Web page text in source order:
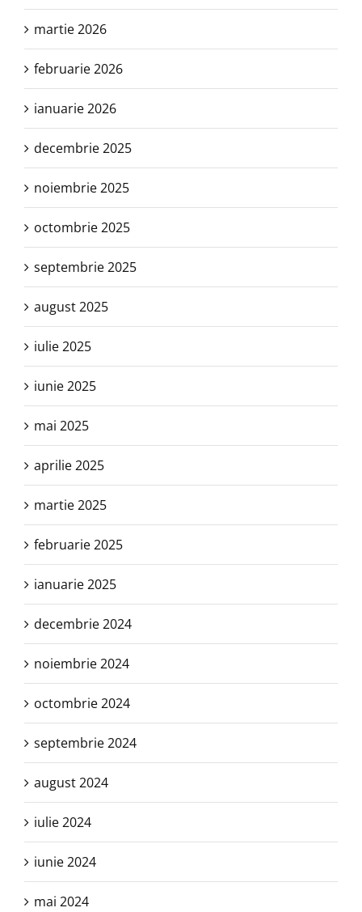
martie 2026
februarie 2026
ianuarie 2026
decembrie 2025
noiembrie 2025
octombrie 2025
septembrie 2025
august 2025
iulie 2025
iunie 2025
mai 2025
aprilie 2025
martie 2025
februarie 2025
ianuarie 2025
decembrie 2024
noiembrie 2024
octombrie 2024
septembrie 2024
august 2024
iulie 2024
iunie 2024
mai 2024